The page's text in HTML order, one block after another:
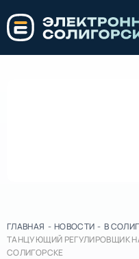
ГЛАВНАЯ - НОВОСТИ - В
ТАНЦУЮЩИЙ РЕГУЛИРОВЩИК
СОЛИГОРСКЕ